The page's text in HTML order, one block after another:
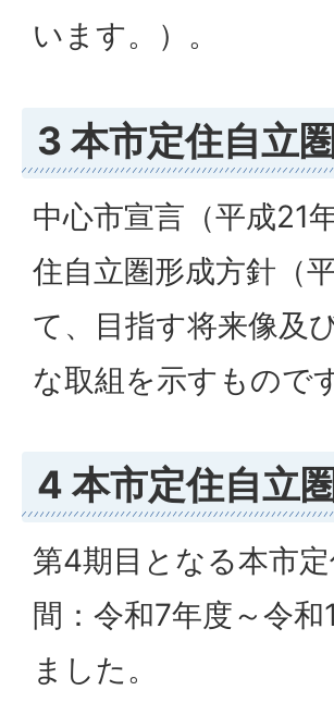
います。）。
3 本市定住自立
中心市宣言（平成21
住自立圏形成方針（
て、目指す将来像及
な取組を示すもので
4 本市定住自立
第4期目となる本市
間：令和7年度～令
ました。